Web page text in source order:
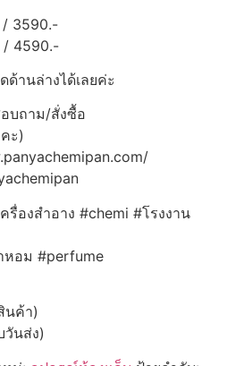
/ 3590.-
/ 4590.-
านล่างได้เลยค่ะ
บถาม/สั่งซื้อ
ะ)
องสำอาง #chemi #โรงงาน
อม #perfume
นค้า)
นส่ง)